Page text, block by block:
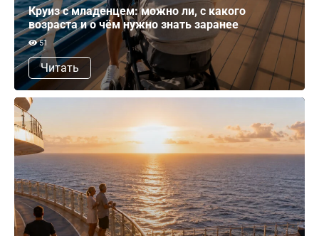
Круиз с младенцем: можно ли, с какого
возраста и о чём нужно знать заранее
51
Читать